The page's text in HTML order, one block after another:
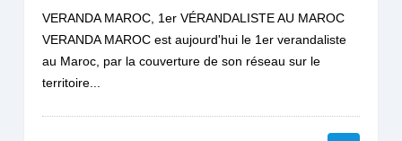
VERANDA MAROC, 1er VÉRANDALISTE AU MAROC
VERANDA MAROC est aujourd'hui le 1er verandaliste
au Maroc, par la couverture de son réseau sur le
territoire...